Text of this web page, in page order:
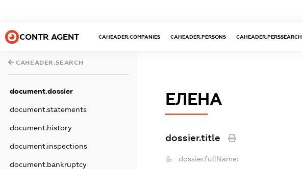
CONTR AGENT CAHEADER.COMPANIES CAHEADER.PERSONS CAHEADER.PERSSEARCH
CAHEADER.SEARCH
document.dossier
document.statements
document.history
document.inspections
document.bankruptcy
ЕЛЕНА
dossier.title
dossier.fullName: